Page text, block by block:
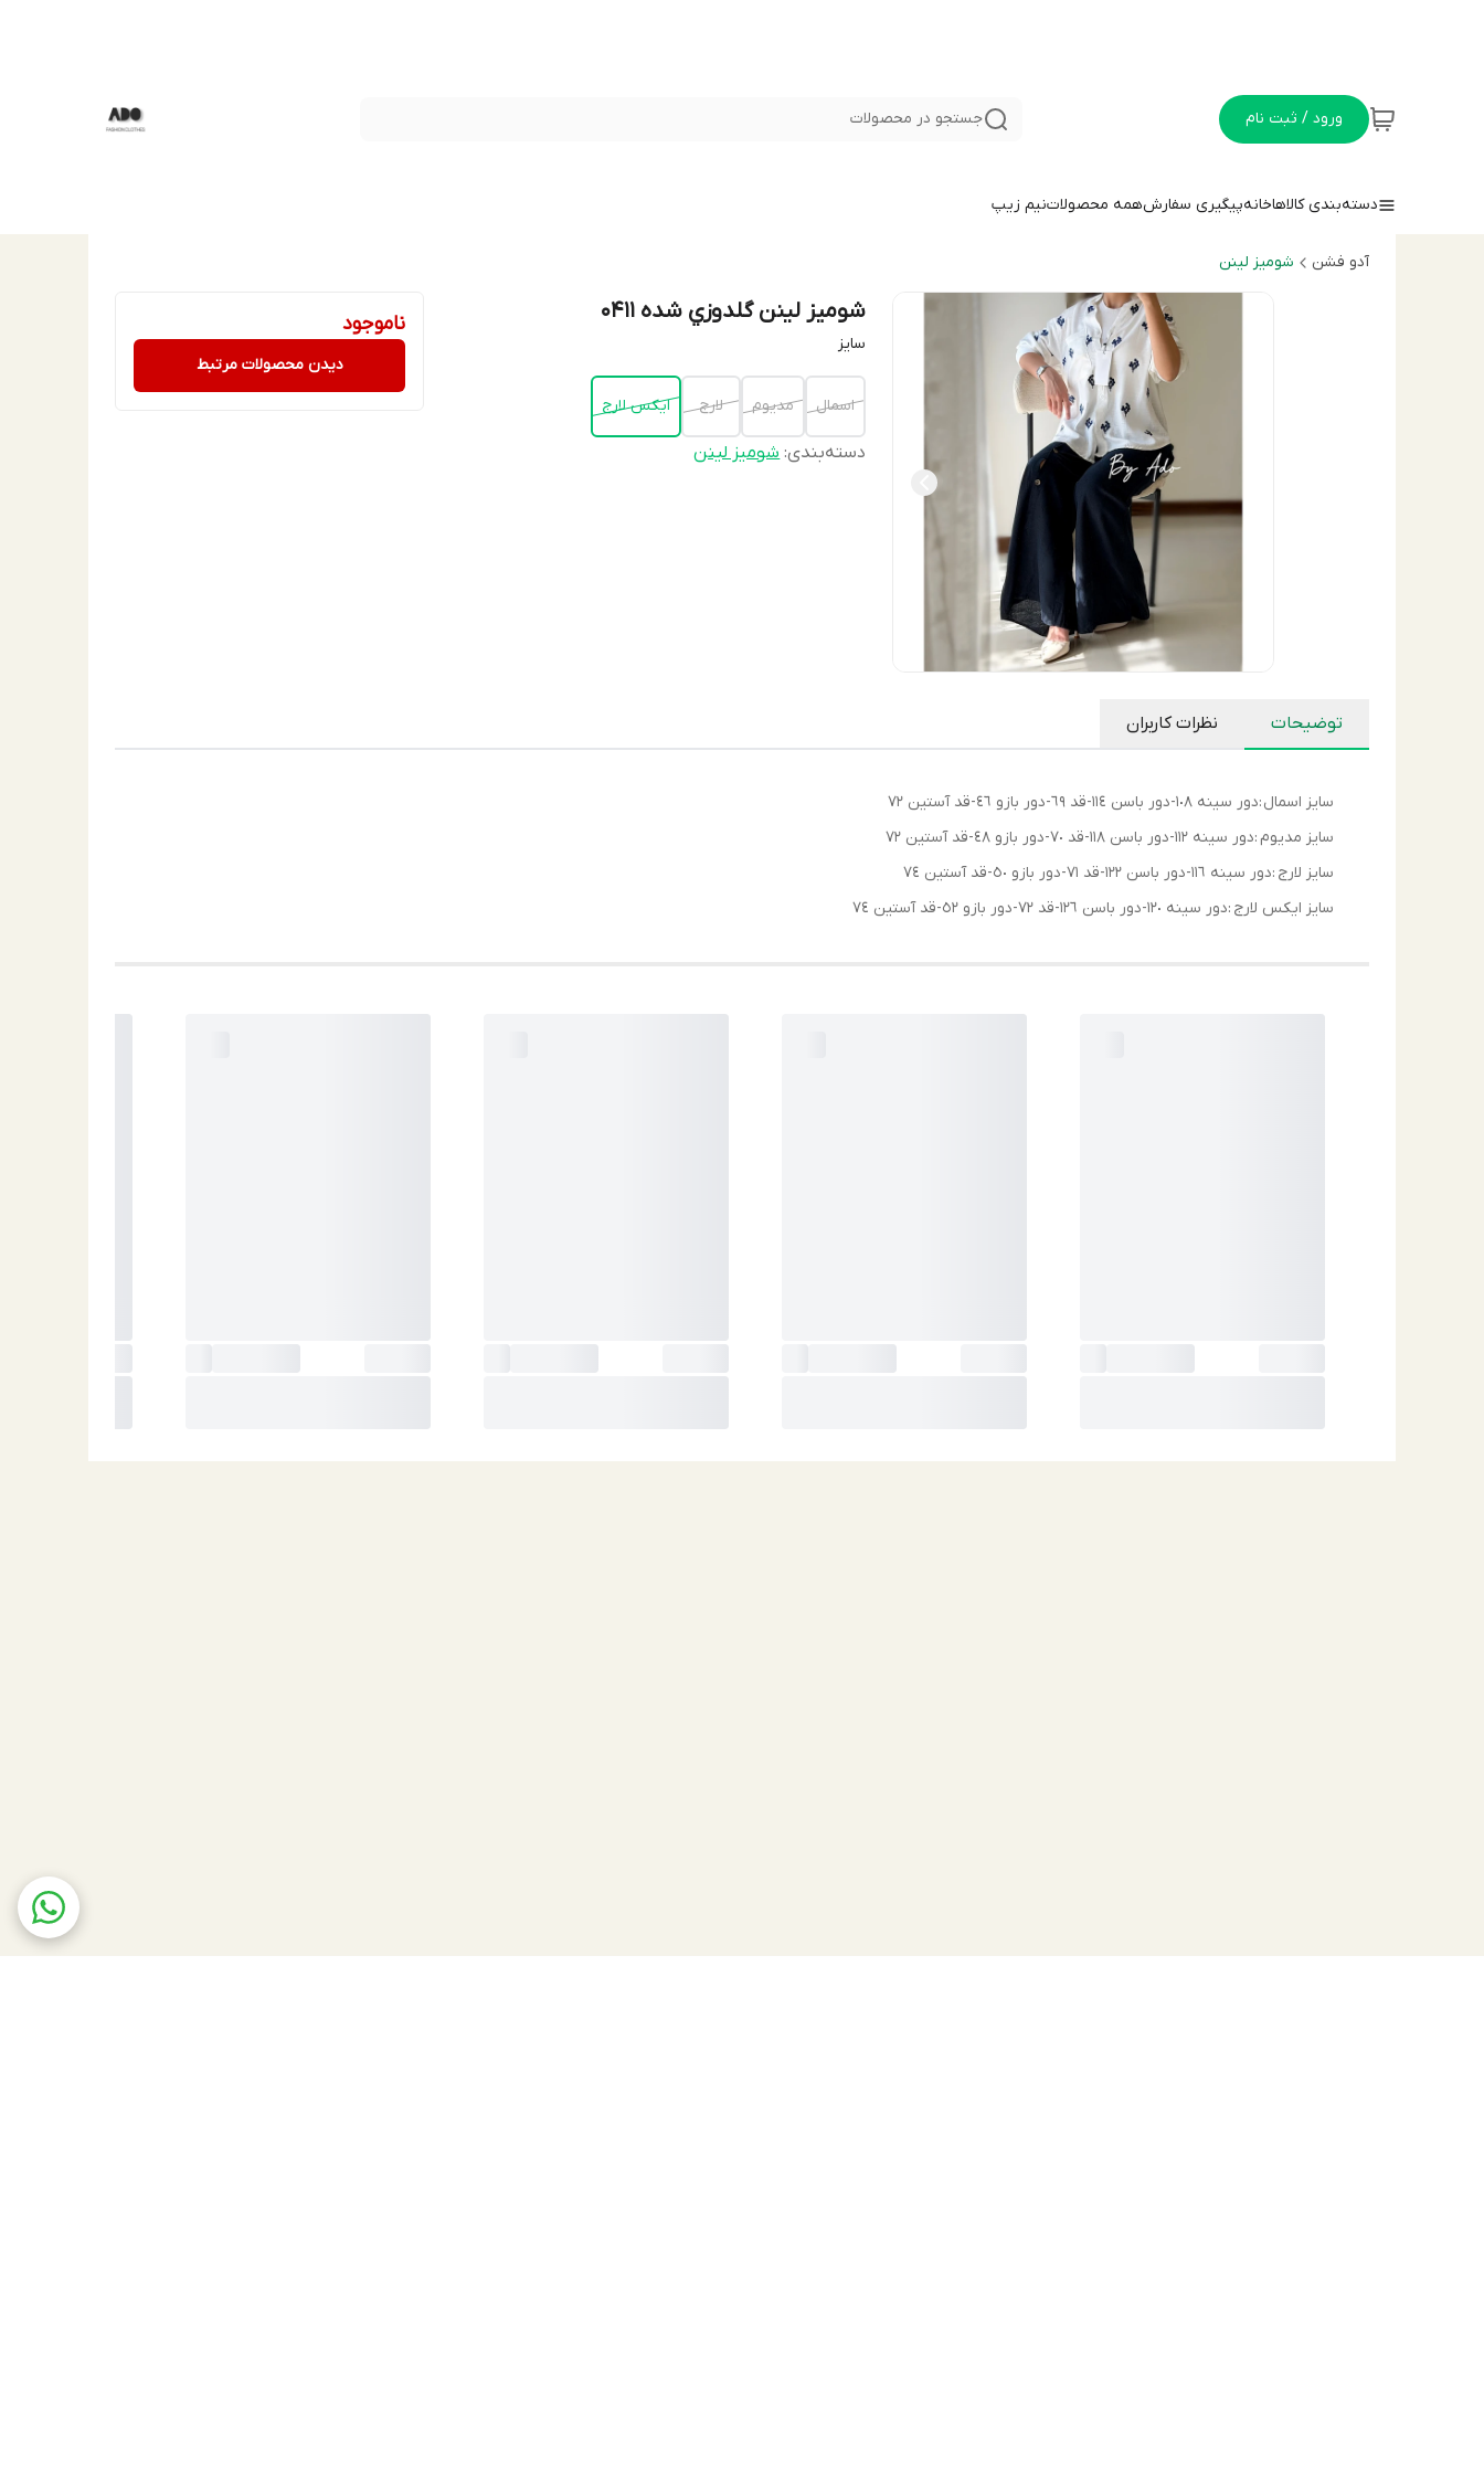
ورود / ثبت نام جستجو در محصولات
دسته‌بندی کالاهاخانهپیگیری سفارشهمه محصولاتنيم زيپ
آدو فشن شوميز لينن
شوميز لينن گلدوزي شده 0411
سايز
اسمال مديوم لارج ايكس لارج
دسته‌بندی:شوميز لينن
ناموجود
دیدن محصولات مرتبط
توضیحات نظرات کاربران
سايز اسمال :دور سينه ١٠٨-دور باسن ١١٤-قد ٦٩-دور بازو ٤٦-قد آستين ٧٢
سايز مديوم :دور سينه ١١٢-دور باسن ١١٨-قد ٧٠-دور بازو ٤٨-قد آستين ٧٢
سايز لارج :دور سينه ١١٦-دور باسن ١٢٢-قد ٧١-دور بازو ٥٠-قد آستين ٧٤
سايز ايكس لارج :دور سينه ١٢٠-دور باسن ١٢٦-قد ٧٢-دور بازو ٥٢-قد آستين ٧٤